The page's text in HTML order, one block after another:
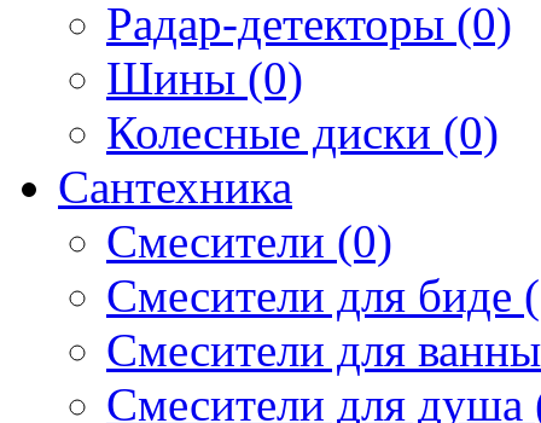
Радар-детекторы (0)
Шины (0)
Колесные диски (0)
Сантехника
Смесители (0)
Смесители для биде
Смесители для
Смесители для душа